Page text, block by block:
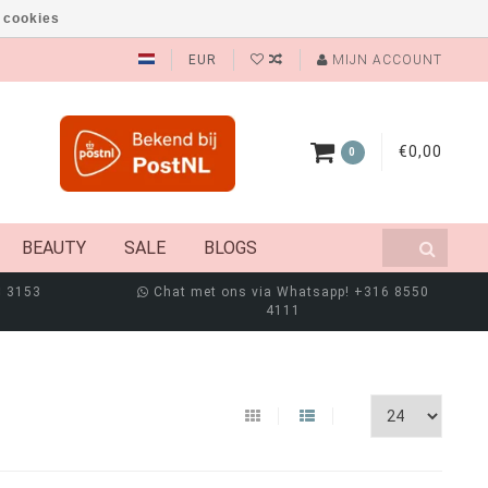
EUR MIJN ACCOUNT
0 €0,00
BEAUTY SALE BLOGS
3153
Chat met ons via Whatsapp! +316 8550
4111
cookies